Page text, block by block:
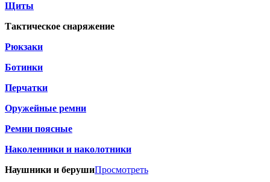
Щиты
Тактическое снаряжение
Рюкзаки
Ботинки
Перчатки
Оружейные ремни
Ремни поясные
Наколенники и наколотники
Наушники и берушиПросмотреть